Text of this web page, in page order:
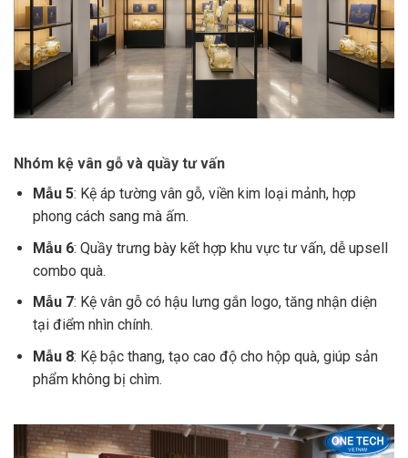
Nhóm kệ vân gỗ và quầy tư vấn
Mẫu 5: Kệ áp tường vân gỗ, viền kim loại mảnh, hợp
phong cách sang mà ấm.
Mẫu 6: Quầy trưng bày kết hợp khu vực tư vấn, dễ upsell
combo quà.
Mẫu 7: Kệ vân gỗ có hậu lưng gắn logo, tăng nhận diện
tại điểm nhìn chính.
Mẫu 8: Kệ bậc thang, tạo cao độ cho hộp quà, giúp sản
phẩm không bị chìm.